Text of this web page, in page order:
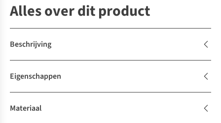
Alles over dit product
Beschrijving
Eigenschappen
Materiaal